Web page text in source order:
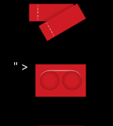
" >